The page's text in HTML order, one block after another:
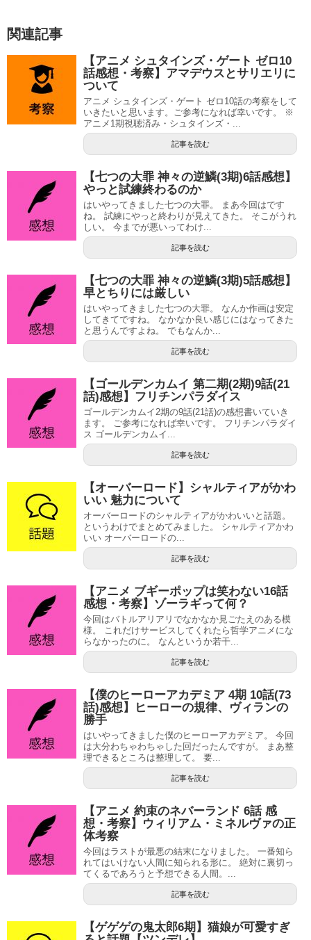
関連記事
【アニメ シュタインズ・ゲート ゼロ10
話感想・考察】アマデウスとサリエリに
ついて
アニメ シュタインズ・ゲート ゼロ10話の考察をして
いきたいと思います。ご参考になれば幸いです。 ※
アニメ1期視聴済み・シュタインズ・...
記事を読む
【七つの大罪 神々の逆鱗(3期)6話感想】
やっと試練終わるのか
はいやってきました七つの大罪。 まあ今回はです
ね。 試練にやっと終わりが見えてきた。 そこがうれ
しい。 今までが悪いってわけ...
記事を読む
【七つの大罪 神々の逆鱗(3期)5話感想】
早とちりには厳しい
はいやってきました七つの大罪。 なんか作画は安定
してきてですね。 なかなか良い感じにはなってきた
と思うんですよね。 でもなんか...
記事を読む
【ゴールデンカムイ 第二期(2期)9話(21
話)感想】フリチンパラダイス
ゴールデンカムイ2期の9話(21話)の感想書いていき
ます。 ご参考になれば幸いです。 フリチンパラダイ
ス ゴールデンカムイ...
記事を読む
【オーバーロード】シャルティアがかわ
いい 魅力について
オーバーロードのシャルティアがかわいいと話題。
というわけでまとめてみました。 シャルティアかわ
いい オーバーロードの...
記事を読む
【アニメ ブギーポップは笑わない16話
感想・考察】ゾーラギって何？
今回はバトルアリアリでなかなか見ごたえのある模
様。 これだけサービスしてくれたら哲学アニメにな
らなかったのに。 なんというか若干...
記事を読む
【僕のヒーローアカデミア 4期 10話(73
話)感想】ヒーローの規律、ヴィランの
勝手
はいやってきました僕のヒーローアカデミア。 今回
は大分わちゃわちゃした回だったんですが。 まあ整
理できるところは整理して。 要...
記事を読む
【アニメ 約束のネバーランド 6話 感
想・考察】ウィリアム・ミネルヴァの正
体考察
今回はラストが最悪の結末になりました。 一番知ら
れてはいけない人間に知られる形に。 絶対に裏切っ
てくるであろうと予想できる人間。...
記事を読む
【ゲゲゲの鬼太郎6期】猫娘が可愛すぎ